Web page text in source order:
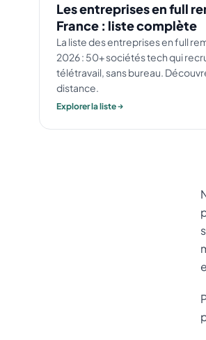
Les entreprises en full
France : liste complète
La liste des entreprises en full
2026 : 50+ sociétés tech qui
télétravail, sans bureau.
distance.
Explorer la liste